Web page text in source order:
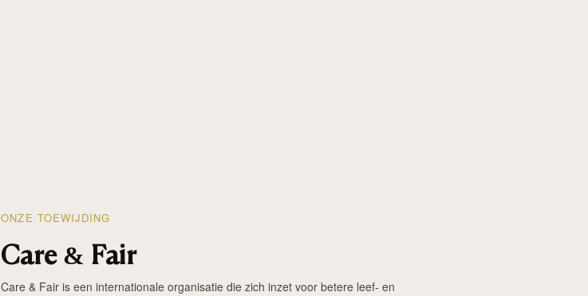
ONZE TOEWIJDING
Care & Fair
Care & Fair is een internationale organisatie die zich inzet voor betere leef- en